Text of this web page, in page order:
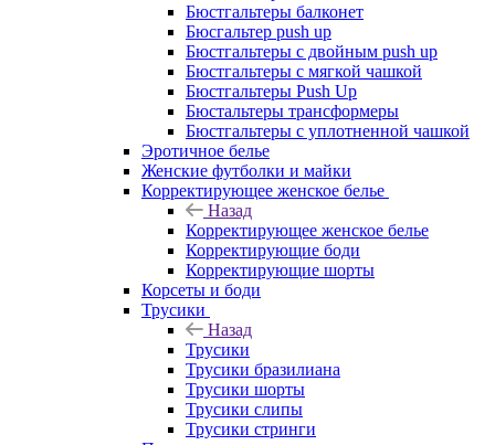
Бюстгальтеры балконет
Бюсгальтер push up
Бюстгальтеры с двойным push up
Бюстгальтеры с мягкой чашкой
Бюстгальтеры Push Up
Бюстальтеры трансформеры
Бюстгальтеры с уплотненной чашкой
Эротичное белье
Женские футболки и майки
Корректирующее женское белье
Назад
Корректирующее женское белье
Корректирующие боди
Корректирующие шорты
Корсеты и боди
Трусики
Назад
Трусики
Трусики бразилиана
Трусики шорты
Трусики слипы
Трусики стринги